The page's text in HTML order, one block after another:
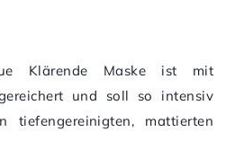
Klärende Maske ist mit
und soll so intensiv
mattierten